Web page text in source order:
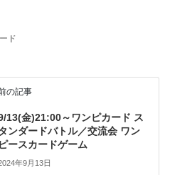
ド
の記事
13(金)21:00～ワンピカード ス
ンダードバトル／交流会 ワン
ピースカードゲーム
年9月13日